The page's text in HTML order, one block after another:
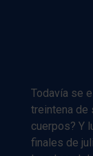
Todavía se
treintena de
cuerpos? Y
finales de